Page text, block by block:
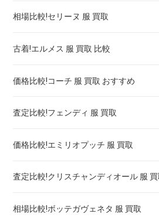
相場比較!セリーヌ 服 買取
古着!エルメス 服 買取 比較
エルメス バーキン・ケリー 買取 比較
エルメス 時計 ケリー 買取 ! 高く売る
エルメス 時計 クリッパー 買取価格
エルメス hウォッチ 買取 ! 高く売るに
エルメス ケープコッド 買取 ! 高く売
価格比較!コーチ 服 買取 おすすめ
査定比較!フェンディ 服 買取
価格比較!エミリオプッチ 服 買取
査定比較!クリスチャンディオール 服 買
相場比較!ボッテガヴェネタ 服 買取